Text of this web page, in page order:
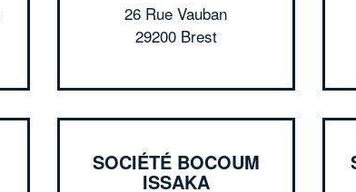
26 Rue Vauban
29200 Brest
SOCIÉTÉ BOCOUM
ISSAKA